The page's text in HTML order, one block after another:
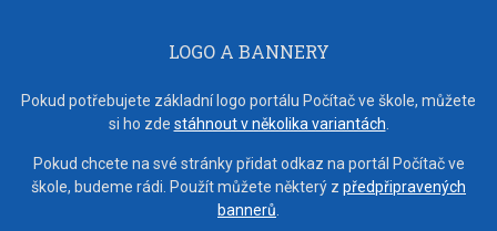
LOGO A BANNERY
Pokud potřebujete základní logo portálu Počítač ve škole, můžete
si ho zde stáhnout v několika variantách
Pokud chcete na své stránky přidat odkaz na portál Počítač ve
škole, budeme rádi. Použít můžete některý z předpřipravených
bannerů